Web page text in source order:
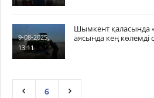
9-08-2025,
13:11
Шымкент қаласында
аясында кең көлемді
6